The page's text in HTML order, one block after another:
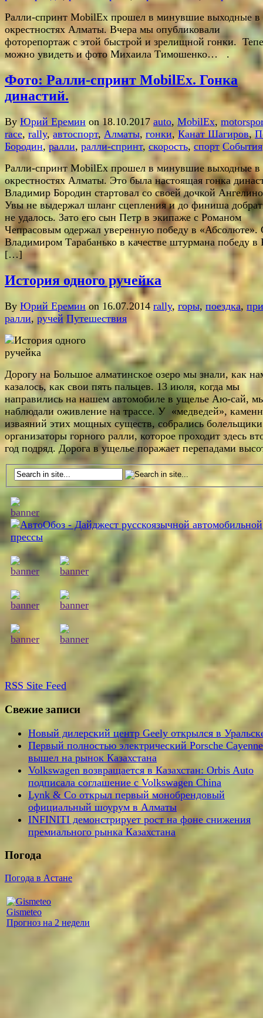
Ралли-спринт MobilEx прошел в минувшие выходные в
окрестностях Алматы. Вчера мы опубликовали
фоторепортаж с этой быстрой и зрелищной гонки.
можно увидеть и фото Михаила Тимошенко… .
Фото: Ралли-спринт MobilEx. Гонка
династий.
By Юрий Еремин on 18.10.2017 auto, MobilEx,
race, rally, автоспорт, Алматы, гонки,Канат Шагиров,
Бородин, ралли, ралли-спринт, скорость, спорт События
Ралли-спринт MobilEx прошел в минувшие выходные в
окрестностях Алматы. Это была настоящая гонка
Владимир Бородин стартовал со своей дочкой
Увы не выдержал шланг сцепления и до финиша
не удалось. Зато его сын Петр в экипаже с Романом
Чепрасовым одержал уверенную победу в «Абсолюте».
Владимиром Тарабанько в качестве штурмана победу в
[…]
История одного ручейка
By Юрий Еремин on 16.07.2014 rally, горы, поездка,
ралли, ручей Путешествия
Дорогу на Большое алматинское озеро мы знали, как
казалось, как свои пять пальцев. 13 июля, когда мы
направились на нашем автомобиле в ущелье Аю-сай,
наблюдали оживление на трассе. У «медведей»,
изваяний этих мощных существ, собрались
организаторы горного ралли, которое проходит здесь
год подряд. Дорога в ущелье поражает перепадами
RSS Site Feed
Свежие записи
Новый дилерский центр Geely открылся в
Первый полностью электрический Porsche Cayenne
вышел на рынок Казахстана
Volkswagen возвращается в Казахстан: Orbis Auto
подписала соглашение с Volkswagen China
Lynk & Co открыл первый монобрендовый
официальный шоурум в Алматы
INFINITI демонстрирует рост на фоне снижения
премиального рынка Казахстана
Погода
Погода в Астане
Gismeteo
Прогноз на 2 недели